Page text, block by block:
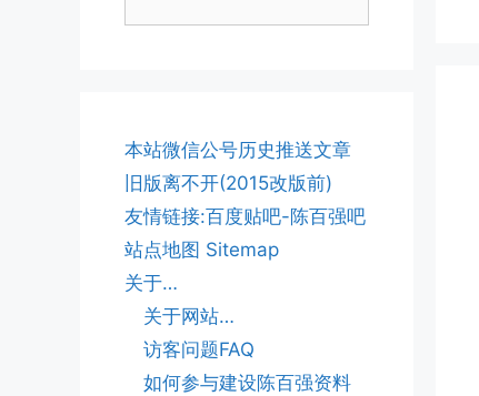
本站微信公号历史推送文章
旧版离不开(2015改版前)
友情链接:百度贴吧-陈百强吧
站点地图 Sitemap
关于…
关于网站…
访客问题FAQ
如何参与建设陈百强资料